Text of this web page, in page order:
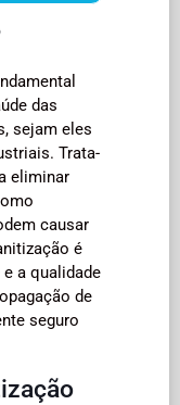
das
sejam eles
Trata-
eliminar
causar
é
a qualidade
de
seguro